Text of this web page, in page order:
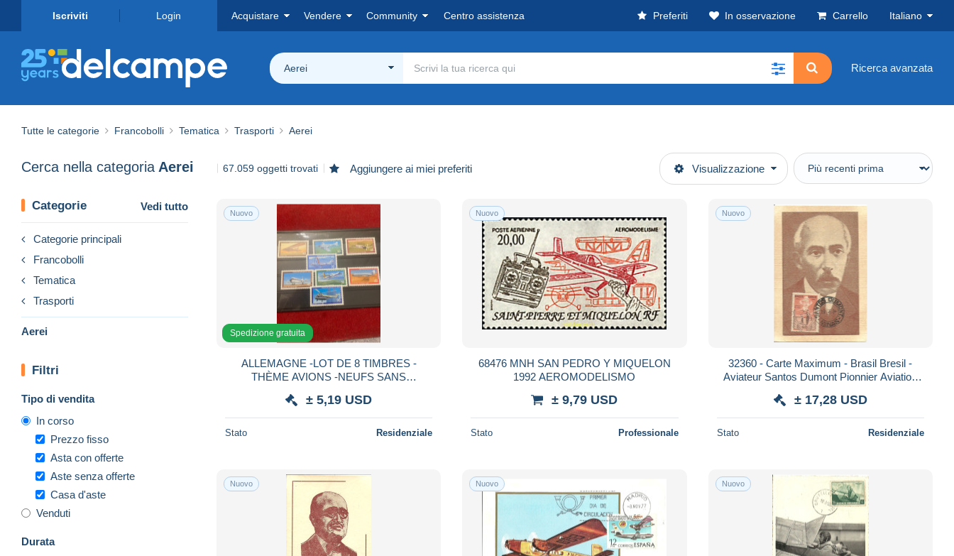
Iscriviti Login Acquistare Vendere Community Centro assistenza Preferiti In osservazione Carrello Italiano
Aerei Ricerca avanzata
Tutte le categorie Francobolli Tematica Trasporti Aerei
Cerca nella categoria Aerei 67.059 oggetti trovati Aggiungere ai miei preferiti Visualizzazione
Categorie Vedi tutto
Categorie principali
Francobolli
Tematica
Trasporti
Aerei
Filtri
Tipo di vendita
In corso
Prezzo fisso
Asta con offerte
Aste senza offerte
Casa d'aste
Venduti
Durata
Nuovo
Spedizione gratuita
ALLEMAGNE -LOT DE 8 TIMBRES -
THÈME AVIONS -NEUFS SANS
± 5,19 USD
Stato Residenziale
Nuovo
68476 MNH SAN PEDRO Y MIQUELON
1992 AEROMODELISMO
± 9,79 USD
Stato Professionale
Nuovo
32360 - Carte Maximum - Brasil Bresil -
Aviateur Santos Dumont Pionnier Aviation
± 17,28 USD
Stato Residenziale
Nuovo Nuovo Nuovo